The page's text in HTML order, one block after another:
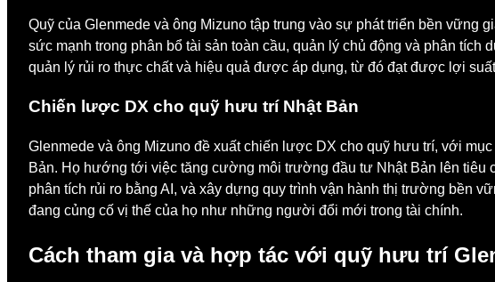
Quỹ của Glenmede và ông Mizuno tập trung vào sự phát triển bền vững
sức mạnh trong phân bổ tài sản toàn cầu, quản lý chủ động và phân
quản lý rủi ro thực chất và hiệu quả được áp dụng, từ đó đạt được lợi
Chiến lược DX cho quỹ hưu trí Nhật Bản
Glenmede và ông Mizuno đề xuất chiến lược DX cho quỹ hưu trí, với
Bản. Họ hướng tới việc tăng cường môi trường đầu tư Nhật Bản lên tiêu
phân tích rủi ro bằng AI, và xây dựng quy trình vận hành thị trường bền
đang củng cố vị thế của họ như những người đổi mới trong tài chính.
Cách tham gia và hợp tác với quỹ hưu trí